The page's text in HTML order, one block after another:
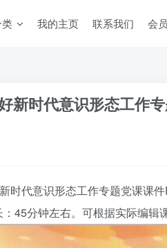
我的主页 联系我们 会
新时代意识形态工作
时代意识形态工作专题党课课
：45分钟左右。可根据实际编辑